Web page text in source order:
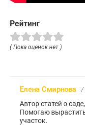
Рейтинг
( Пока оценок нет )
Елена Смирнова /
Автор статей о
Помогаю
участок.